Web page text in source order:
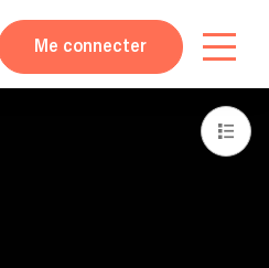
Me connecter